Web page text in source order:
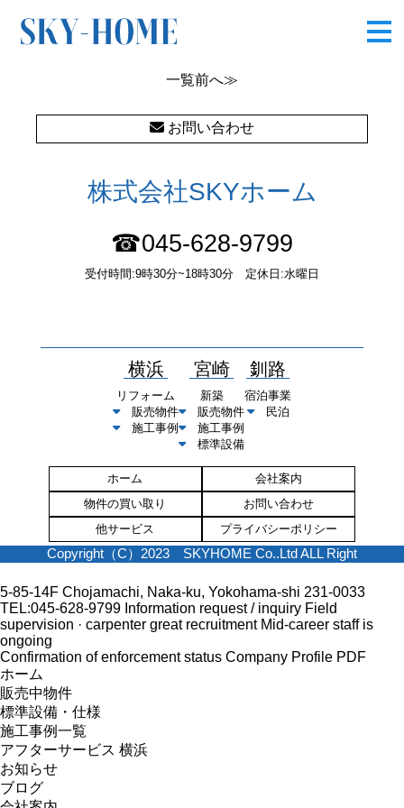
一覧前へ≫
お問い合わせ
株式会社SKYホーム
☎045-628-9799
受付時間:9時30分~18時30分 定休日:水曜日
横浜
リフォーム
販売物件
施工事例
宮崎
新築
販売物件
施工事例
標準設備
釧路
宿泊事業
民泊
ホーム
会社案内
物件の買い取り
お問い合わせ
他サービス
プライバシーポリシー
Copyright（C）2023 SKYHOME Co..Ltd ALL Right
5-85-14F Chojamachi, Naka-ku, Yokohama-shi 231-0033
TEL:045-628-9799 Information request / inquiry Field
supervision · carpenter great recruitment Mid-career staff is
ongoing
Confirmation of enforcement status Company Profile PDF
ホーム
販売中物件
標準設備・仕様
施工事例一覧
アフターサービス 横浜
お知らせ
ブログ